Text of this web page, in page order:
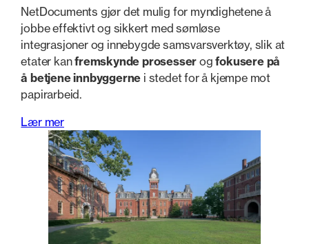
NetDocuments gjør det mulig for myndighetene å
jobbe effektivt og sikkert med sømløse
integrasjoner og innebygde samsvarsverktøy, slik at
etater kanfremskynde prosesser ogfokusere på
å betjene innbyggerne i stedet for å kjempe mot
papirarbeid.
Lær mer